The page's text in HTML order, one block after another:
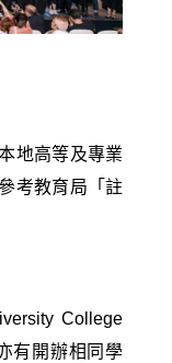
地高等及專業
考教育局「註
College
有開辦相同學